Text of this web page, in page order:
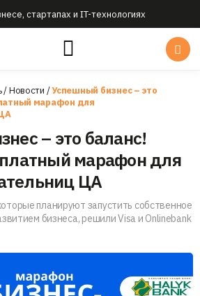
стартапах и IT-технологиях
/Новости /Успешный бизнес – это
марафон для
– это баланс!
марафон для
ЦА
планируют запустить собственное
бизнеса, решили Visa и Onlinebank